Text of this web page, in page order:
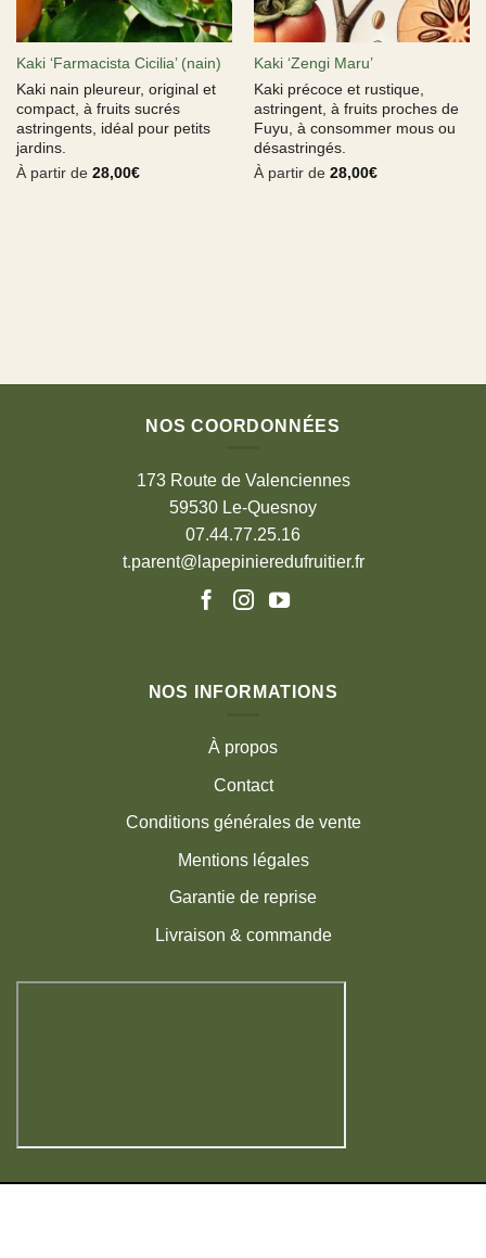
Kaki ‘Farmacista Cicilia’ (nain)
Kaki nain pleureur, original et
compact, à fruits sucrés
astringents, idéal pour petits
jardins.
À partir de 28,00€
Kaki ‘Zengi Maru’
Kaki précoce et rustique,
astringent, à fruits proches de
Fuyu, à consommer mous ou
désastringés.
À partir de 28,00€
NOS COORDONNÉES
173 Route de Valenciennes
59530 Le-Quesnoy
07.44.77.25.16
t.parent@lapepinieredufruitier.fr
NOS INFORMATIONS
À propos
Contact
Conditions générales de vente
Mentions légales
Garantie de reprise
Livraison & commande